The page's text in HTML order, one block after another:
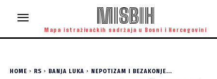
MISBIH
Mapa istraživačkih sadržaja u Bosni i Hercegovini
HOME RS BANJA LUKA NEPOTIZAM I BEZAKONJE...